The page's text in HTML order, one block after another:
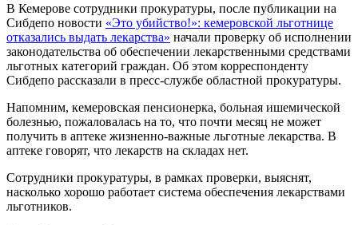
В Кемерове сотрудники прокуратуры, после публикации на
Сибдепо новости «Это убийство!»: кемеровской льготнице
отказались выдать лекарства» начали проверку об исполнении
законодательства об обеспечении лекарственными средствами
льготных категорий граждан. Об этом корреспонденту
Сибдепо рассказали в пресс-службе областной прокуратуры.
Напомним, кемеровская пенсионерка, больная ишемической
болезнью, пожаловалась на то, что почти месяц не может
получить в аптеке жизненно-важные льготные лекарства. В
аптеке говорят, что лекарств на складах нет.
Сотрудники прокуратуры, в рамках проверки, выяснят,
насколько хорошо работает система обеспечения лекарствами
льготников.